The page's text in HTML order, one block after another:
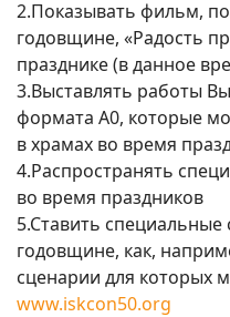
2.Показывать фильм,
годовщине, «Радость
празднике (в данное
3.Выставлять работы
формата А0, которые
в храмах во время
4.Распространять
во время праздников
5.Ставить
годовщине, как,
сценарии для которых
www.iskcon50.org